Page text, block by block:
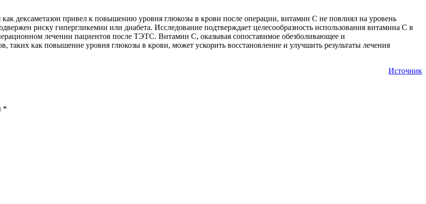
дексаметазон привел к повышению уровня глюкозы в крови после операции, витамин С не повлиял на уровень
риску гипергликемии или диабета. Исследование подтверждает целесообразность использования витамина С в
лечении пациентов после ТЭТС. Витамин С, оказывая сопоставимое обезболивающее и
таких как повышение уровня глюкозы в крови, может ускорить восстановление и улучшить результаты лечения
Источник
*